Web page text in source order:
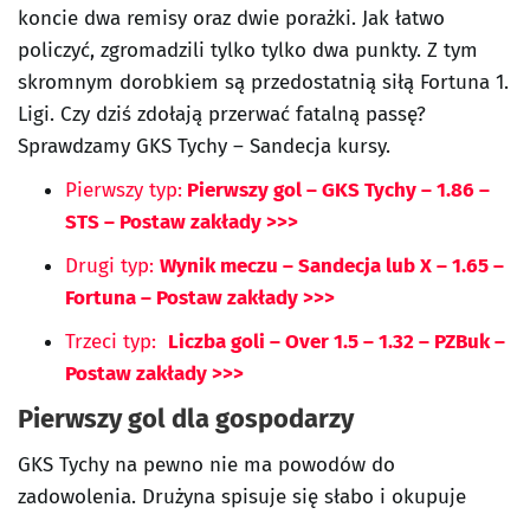
koncie dwa remisy oraz dwie porażki. Jak łatwo
policzyć, zgromadzili tylko tylko dwa punkty. Z tym
skromnym dorobkiem są przedostatnią siłą Fortuna 1.
Ligi. Czy dziś zdołają przerwać fatalną passę?
Sprawdzamy GKS Tychy – Sandecja kursy.
Pierwszy typ: Pierwszy gol – GKS Tychy – 1.86 –
STS – Postaw zakłady >>>
Drugi typ: Wynik meczu – Sandecja lub X – 1.65 –
Fortuna – Postaw zakłady >>>
Trzeci typ: Liczba goli – Over 1.5 – 1.32 – PZBuk –
Postaw zakłady >>>
Pierwszy gol dla gospodarzy
GKS Tychy na pewno nie ma powodów do
zadowolenia. Drużyna spisuje się słabo i okupuje